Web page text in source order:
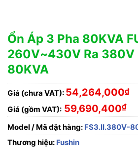
Ổn Áp 3 Pha 80KVA
260V~430V Ra 380V
80KVA
Giá (chưa VAT): 54,264,000₫
Giá (gồm VAT): 59,690,400₫
Model / Mã đặt hàng: FS3.II.380V-
Thương hiệu: Fushin